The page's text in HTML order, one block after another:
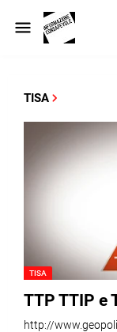
TISA
TISA
TTP TTIP e
http://